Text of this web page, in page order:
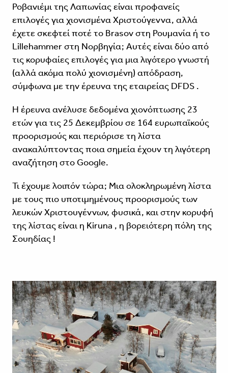
Ροβανιέμι της Λαπωνίας είναι προφανείς
επιλογές για χιονισμένα Χριστούγεννα, αλλά
έχετε σκεφτεί ποτέ το Brasov στη Ρουμανία ή το
Lillehammer στη Νορβηγία; Αυτές είναι δύο από
τις κορυφαίες επιλογές για μια λιγότερο γνωστή
(αλλά ακόμα πολύ χιονισμένη) απόδραση,
σύμφωνα με την έρευνα της εταιρείας DFDS .
Η έρευνα ανέλυσε δεδομένα χιονόπτωσης 23
ετών για τις 25 Δεκεμβρίου σε 164 ευρωπαϊκούς
προορισμούς και περιόρισε τη λίστα
ανακαλύπτοντας ποια σημεία έχουν τη λιγότερη
αναζήτηση στο Google.
Τι έχουμε λοιπόν τώρα; Μια ολοκληρωμένη λίστα
με τους πιο υποτιμημένους προορισμούς των
λευκών Χριστουγέννων, φυσικά, και στην κορυφή
της λίστας είναι η Kiruna , η βορειότερη πόλη της
Σουηδίας !